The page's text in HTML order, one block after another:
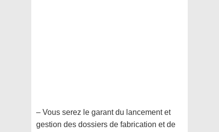
– Vous serez le garant du lancement et
gestion des dossiers de fabrication et de